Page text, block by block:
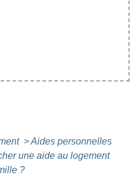
>Aides personnelles
une aide au logement
?